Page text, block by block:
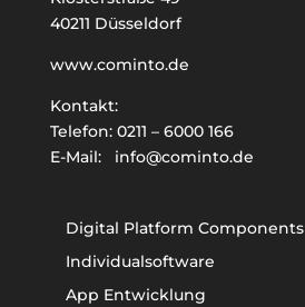
40211 Düsseldorf
www.cominto.de
Kontakt:
Telefon: 0211 – 6000 166
E-Mail: info@cominto.de
Digital Platform Components
Individualsoftware
App Entwicklung